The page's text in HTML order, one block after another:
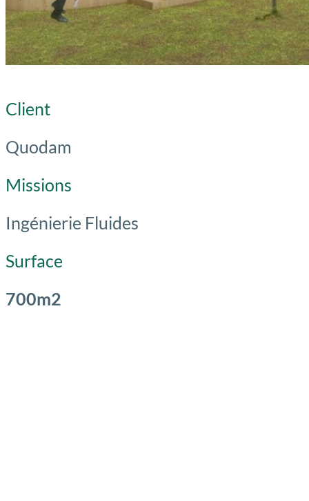
Client
Quodam
Missions
Ingénierie Fluides
Surface
700m2